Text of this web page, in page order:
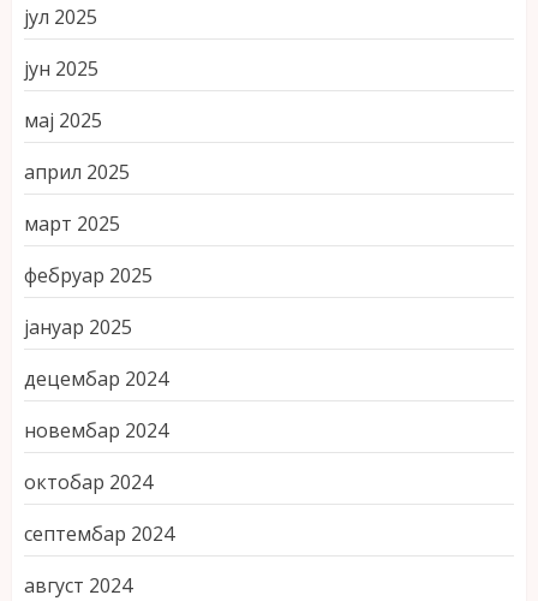
јул 2025
јун 2025
мај 2025
април 2025
март 2025
фебруар 2025
јануар 2025
децембар 2024
новембар 2024
октобар 2024
септембар 2024
август 2024